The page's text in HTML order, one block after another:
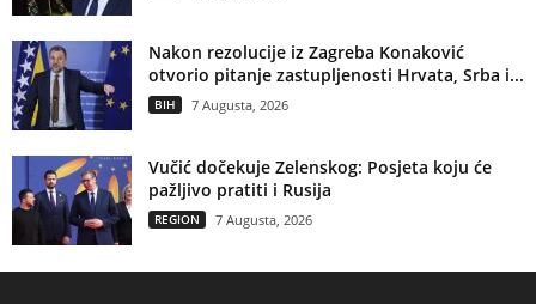
Nakon rezolucije iz Zagreba Konaković
otvorio pitanje zastupljenosti Hrvata, Srba i...
BIH 7 Augusta, 2026
Vučić dočekuje Zelenskog: Posjeta koju će
pažljivo pratiti i Rusija
REGION 7 Augusta, 2026